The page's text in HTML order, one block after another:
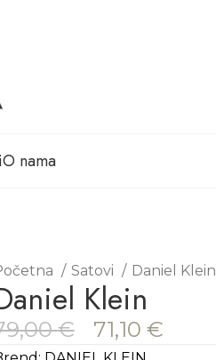
O nama
Satovi Daniel Klein
Klein
€ 71,10 €